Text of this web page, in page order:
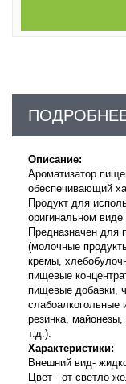
Описание:
Ароматизатор
обеспечивающий
Продукт для
оригинальном виде
Предназначен для
(молочные
кремы,
пищевые
пищевые добавки,
слабоалкогольные
резинка,
т.д.).
Характеристики:
Внешний вид-
Цвет - от светло-